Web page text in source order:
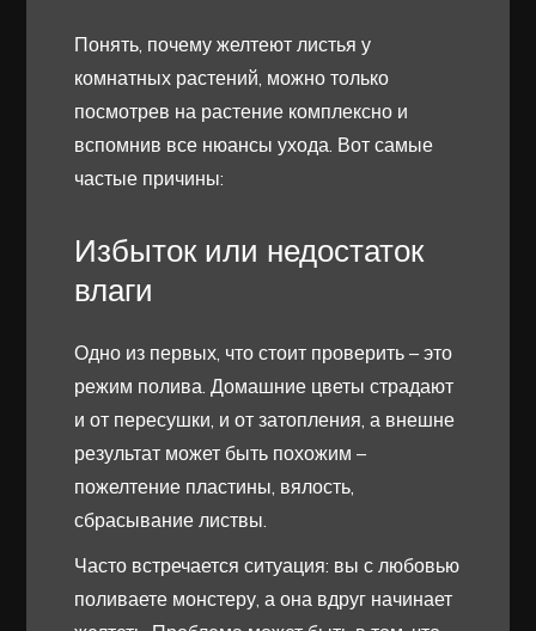
Понять, почему желтеют листья у
комнатных растений, можно только
посмотрев на растение комплексно и
вспомнив все нюансы ухода. Вот самые
частые причины:
Избыток или недостаток
влаги
Одно из первых, что стоит проверить – это
режим полива. Домашние цветы страдают
и от пересушки, и от затопления, а внешне
результат может быть похожим –
пожелтение пластины, вялость,
сбрасывание листвы.
Часто встречается ситуация: вы с любовью
поливаете монстеру, а она вдруг начинает